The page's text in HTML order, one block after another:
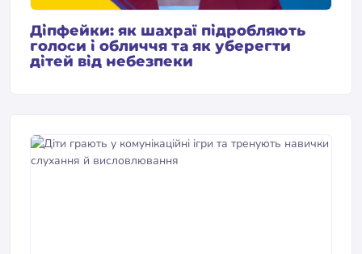
Діпфейки: як шахраї підробляють
голоси і обличчя та як уберегти
дітей від небезпеки